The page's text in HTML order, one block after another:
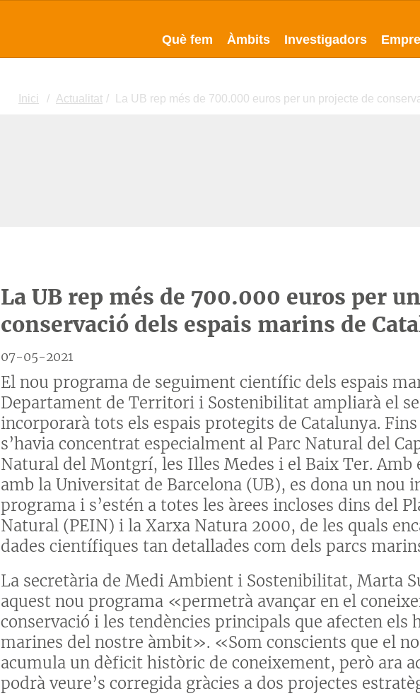
Què fem Àmbits Investigadors
Inici Actualitat La UB rep més de 700.000 euros per un projecte de
La UB rep més de 700.000 euros per
conservació dels espais marins de
07-05-2021
El nou programa de seguiment científic dels espais
Departament de Territori i Sostenibilitat ampliarà el
incorporarà tots els espais protegits de Catalunya.
s’havia concentrat especialment al Parc Natural del
Natural del Montgrí, les Illes Medes i el Baix Ter. Amb
amb la Universitat de Barcelona (UB), es dona un nou
programa i s’estén a totes les àrees incloses dins del
Natural (PEIN) i la Xarxa Natura 2000, de les quals
dades científiques tan detallades com dels parcs
La secretària de Medi Ambient i Sostenibilitat, Marta
aquest nou programa «permetrà avançar en el
conservació i les tendències principals que afecten els
marines del nostre àmbit». «Som conscients que el
acumula un dèficit històric de coneixement, però ara
podrà veure’s corregida gràcies a dos projectes